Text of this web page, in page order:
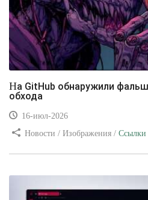
На GitHub обнаружили фальшивые утилиты для
обхода
16-июл-2026
Новости / Изображения / Ссылки